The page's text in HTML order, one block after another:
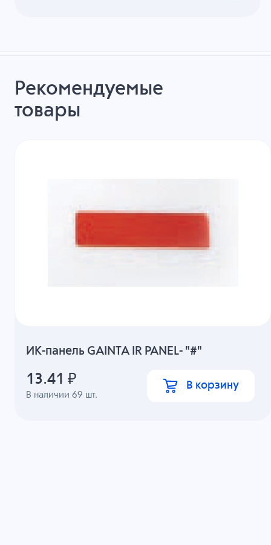
Рекомендуемые
товары
ИК-панель GAINTA IR PANEL- "#"
В наличии69 шт.
13.41 ₽ В корзину